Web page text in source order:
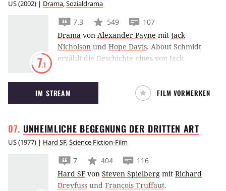
US(2002) | Drama,Sozialdrama
7.1
7.3 549
107
Drama von Alexander Payne mit Jack
Nicholson und Hope Davis. About Schmidt
erzählt die Geschichte eines von Jack
Alter den Sinn den Lebens begreift.
IM STREAM FILM VORMERKEN
UNHEIMLICHE BEGEGNUNG DER DRITTEN ART
US(1977) | Hard SF,Science Fiction-Film
7 404
116
Hard SF von Steven Spielberg mit Richard
Dreyfuss und François Truffaut.